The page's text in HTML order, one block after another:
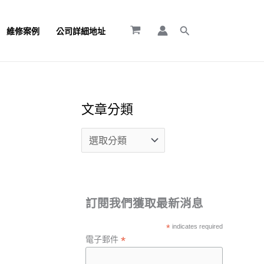
維修案例 公司詳細地址
搜
文章分類
章
訂閱我們獲取最新消息
*indicates required
電子郵件*